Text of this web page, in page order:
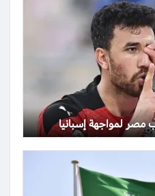
مصر لمواجهة إسبانيا